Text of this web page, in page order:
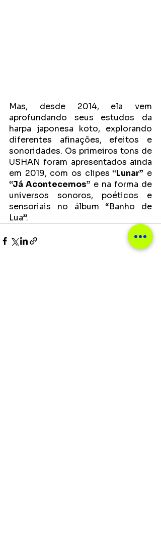
Mas, desde 2014, ela vem
aprofundando seus estudos da
harpa japonesa koto, explorando
diferentes afinações, efeitos e
sonoridades. Os primeiros tons de
USHAN foram apresentados ainda
em 2019, com os clipes “Lunar”
“Já Acontecemos” e na forma de
universos sonoros, poéticos e
sensoriais no álbum “Banho de
Lua”.